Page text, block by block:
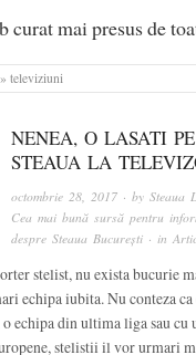
curat mai presus de
» televiziuni
NENEA, O LASATI PE
STEAUA LA
octombrie 28, 2017 · bySteaua
Cea mai bună sursă pentru
despre Steaua București · in
stelist, nu exista bucurie
echipa iubita. Nu conteza
echipa din ultima liga sau cu
stelistii il vor urmari